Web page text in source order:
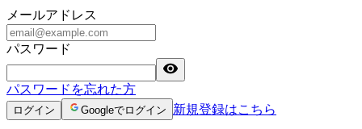
メールアドレス
パスワード
パスワードを忘れた方
ログイン Googleでログイン 新規登録はこちら